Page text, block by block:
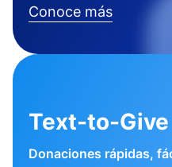
Conoce más
Text-to-Give
Donaciones rápidas,